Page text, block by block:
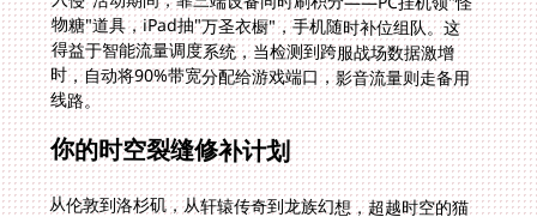
线路。
你的时空裂缝修补计划
从伦敦到洛杉矶，从轩辕传奇到龙族幻想，超越时空的猫
回国加速器正成为海外玩家的次元突破器。当技术团队在
后台监控着西雅图到武汉的138ms专线，当你在万圣夜活
动最后一秒点亮全部家具图鉴——那不仅仅是数据的胜
利，是被网络阻隔的乡愁与热血终得安放的时刻。物理距
离或许不可跨越，但下一场国服战场开局时，你的技能将